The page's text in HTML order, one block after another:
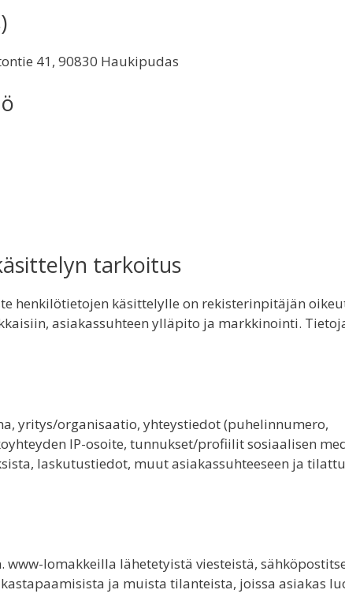
41, 90830 Haukipudas
tarkoitus
henkilötietojen käsittelylle on rekisterinpitäjän
asiakassuhteen ylläpito ja markkinointi.
yritys/organisaatio, yhteystiedot (puhelinnumero,
IP-osoite, tunnukset/profiilit sosiaalisen
laskutustiedot, muut asiakassuhteeseen ja
lomakkeilla lähetetyistä viesteistä,
ja muista tilanteista, joissa asiakas